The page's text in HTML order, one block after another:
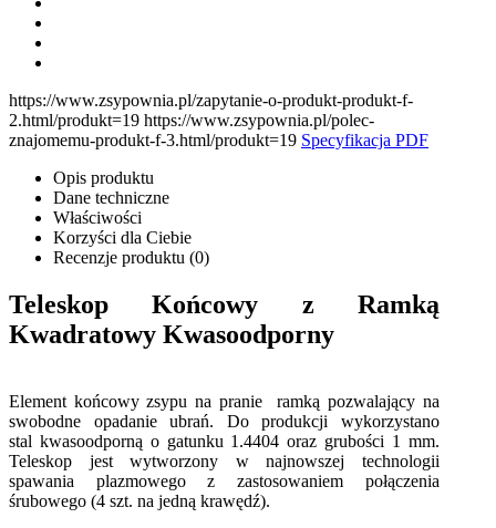
https://www.zsypownia.pl/zapytanie-o-produkt-produkt-f-
2.html/produkt=19 https://www.zsypownia.pl/polec-
znajomemu-produkt-f-3.html/produkt=19 Specyfikacja PDF
Opis produktu
Dane techniczne
Właściwości
Korzyści dla Ciebie
Recenzje produktu (0)
Teleskop Końcowy z Ramką
Kwadratowy Kwasoodporny
Element końcowy zsypu na pranie ramką pozwalający na
swobodne opadanie ubrań. Do produkcji wykorzystano
stal kwasoodporną o gatunku 1.4404 oraz grubości 1 mm.
Teleskop jest wytworzony w najnowszej technologii
spawania plazmowego z zastosowaniem połączenia
śrubowego (4 szt. na jedną krawędź).